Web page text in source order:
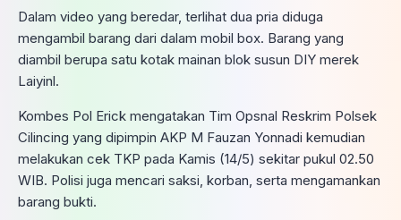
Dalam video yang beredar, terlihat dua pria diduga
mengambil barang dari dalam mobil box. Barang yang
diambil berupa satu kotak mainan blok susun DIY merek
Laiyinl.
Kombes Pol Erick mengatakan Tim Opsnal Reskrim Polsek
Cilincing yang dipimpin AKP M Fauzan Yonnadi kemudian
melakukan cek TKP pada Kamis (14/5) sekitar pukul 02.50
WIB. Polisi juga mencari saksi, korban, serta mengamankan
barang bukti.